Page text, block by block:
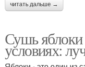
читать дальше →
Сушь
условиях: